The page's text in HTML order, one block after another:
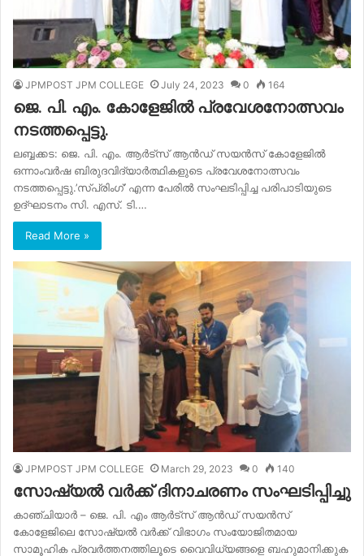
JPMPOST JPM COLLEGE July 24, 2023 0 164
ജെ. പി. എം. കോളേജിൽ പ്രവേശനോത്സവം
നടത്തപ്പെട്ടു.
ലബ്ബക്കട: ജെ. പി. എം. ആർട്സ് ആൻഡ് സയൻസ് കോളേജിൽ
ഒന്നാംവർഷ ബിരുദവിദ്യാർത്ഥികളുടെ പ്രവേശനോത്സവം
നടത്തപ്പെട്ടു.’സ്പ്രിംഗ്’ എന്ന പേരിൽ സംഘടിപ്പിച്ച പരിപാടിയുടെ
ഉദ്ഘാടനം സി. എസ്. ടി.…
Read More »
JPMPOST JPM COLLEGE March 29, 2023 0 140
സോഷ്യൽ വർക്ക് ദിനാചരണം സംഘടിപ്പിച്ചു
കാഞ്ചിയാർ – ജെ. പി. എം ആർട്സ് ആൻഡ് സയൻസ്
കോളേജിലെ സോഷ്യൽ വർക്ക് വിഭാഗം സംയോജിതമായ
സാമൂഹിക പ്രവർത്തനത്തിലൂടെ വൈവിധ്യങ്ങളെ ബഹുമാനിക്കുക